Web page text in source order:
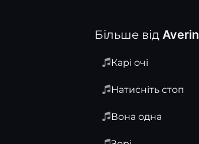
Більше від Averin
Карі очі
Натисніть стоп
Вона одна